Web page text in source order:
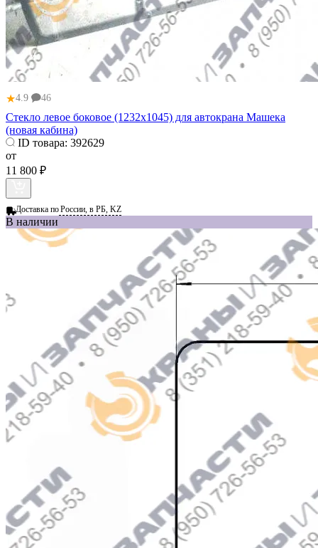
★4.9 46
Стекло левое боковое (1232х1045) для автокрана Машека
(новая кабина)
ID товара: 392629
от
11 800 ₽
Доставка поРоссии, в РБ, KZ
В наличии